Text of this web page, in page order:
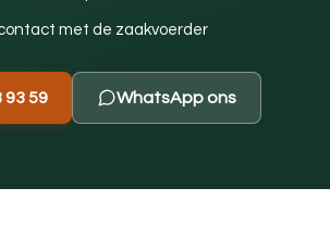
met de zaakvoerder
93 59 WhatsApp ons